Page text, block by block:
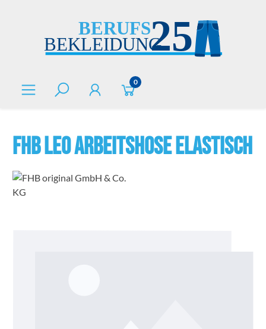
0
FHB LEO Arbeitshose elastisch